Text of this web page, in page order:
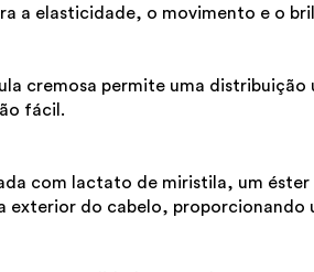
a elasticidade, o movimento e o
cremosa permite uma distribuição
fácil.
com lactato de miristila, um éster
exterior do cabelo, proporcionando